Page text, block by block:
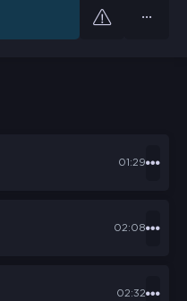
01:29
02:08
02:32